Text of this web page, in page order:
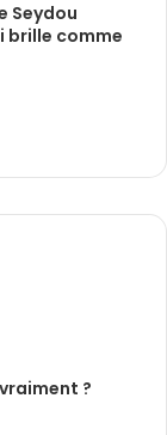
Seydou
brille comme
?